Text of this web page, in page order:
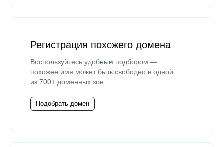
Регистрация похожего домена
Воспользуйтесь удобным подбором —
похожее имя может быть свободно в одной
из 700+ доменных зон.
Подобрать домен